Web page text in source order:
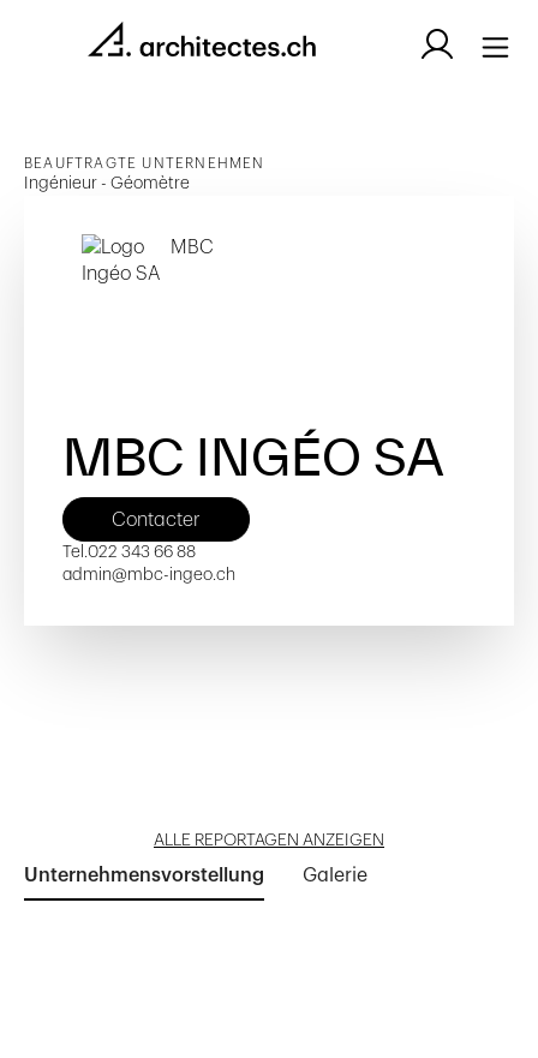
BEAUFTRAGTE UNTERNEHMEN
Ingénieur - Géomètre
MBC INGÉO SA
Contacter
Tel.022 343 66 88
admin@mbc-ingeo.ch
ALLE REPORTAGEN ANZEIGEN
Unternehmensvorstellung Galerie